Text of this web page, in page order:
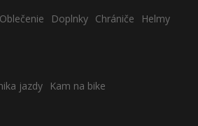
Oblečenie Doplnky Chrániče
Helmy
jazdy
Kam na bike